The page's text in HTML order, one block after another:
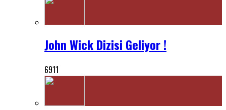
John Wick Dizisi Geliyor !
6911